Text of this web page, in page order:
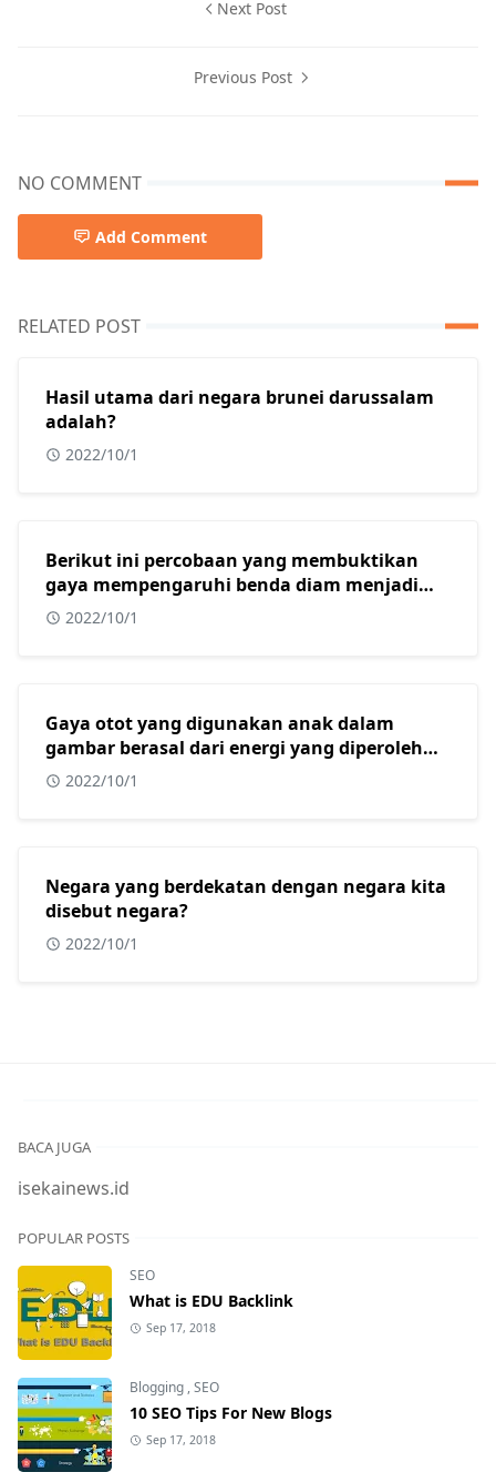
Next Post
Previous Post
NO COMMENT
Add Comment
RELATED POST
Hasil utama dari negara brunei darussalam
adalah?
2022/10/1
Berikut ini percobaan yang membuktikan
gaya mempengaruhi benda diam menjadi
bergerak adalah?
2022/10/1
Gaya otot yang digunakan anak dalam
gambar berasal dari energi yang diperoleh
dari?
2022/10/1
Negara yang berdekatan dengan negara kita
disebut negara?
2022/10/1
BACA JUGA
isekainews.id
POPULAR POSTS
SEO
What is EDU Backlink
Sep 17, 2018
Blogging ,SEO
10 SEO Tips For New Blogs
Sep 17, 2018